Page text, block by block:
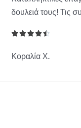
δουλειά τους! Τις

/
Κοραλία Χ.